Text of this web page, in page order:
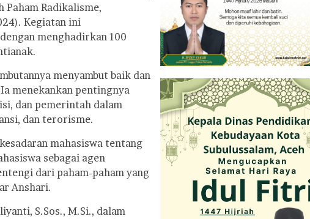
Paham Radikalisme,
Kegiatan ini
menghadirkan 100
menyambut baik dan
menekankan pentingnya
dan pemerintah dalam
dan terorisme.
mahasiswa tentang
sebagai agen
dari paham-paham yang
Anshari.
S.Sos., M.Si., dalam